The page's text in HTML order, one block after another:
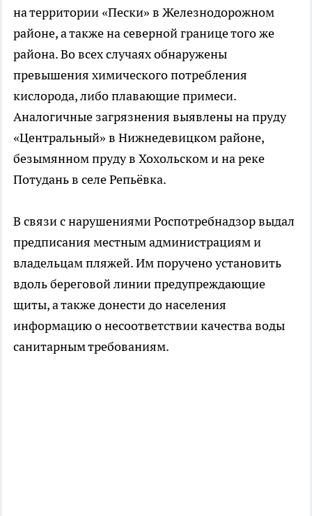
на территории «Пески» в Железнодорожном
районе, а также на северной границе того же
района. Во всех случаях обнаружены
превышения химического потребления
кислорода, либо плавающие примеси.
Аналогичные загрязнения выявлены на пруду
«Центральный» в Нижнедевицком районе,
безымянном пруду в Хохольском и на реке
Потудань в селе Репьёвка.
В связи с нарушениями Роспотребнадзор выдал
предписания местным администрациям и
владельцам пляжей. Им поручено установить
вдоль береговой линии предупреждающие
щиты, а также донести до населения
информацию о несоответствии качества воды
санитарным требованиям.